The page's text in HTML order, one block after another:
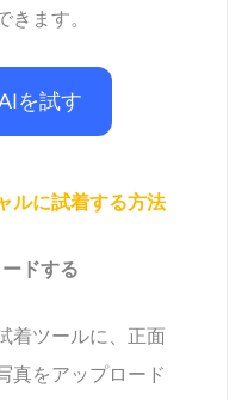
ます。
を試す
ルに試着する方法
ドする
着ツールに、正面
真をアップロード